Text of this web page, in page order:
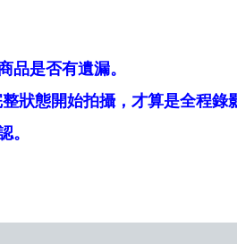
品是否有遺漏。
狀態開始拍攝，才算是全程錄
。